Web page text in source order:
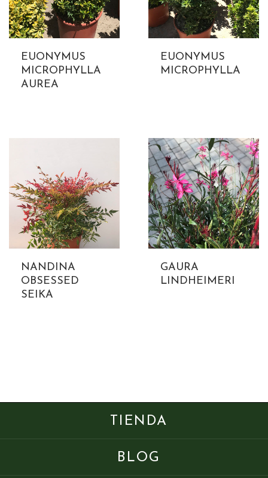
EUONYMUS
MICROPHYLLA
AUREA
EUONYMUS
MICROPHYLLA
NANDINA
OBSESSED
SEIKA
GAURA
LINDHEIMERI
TIENDA
BLOG